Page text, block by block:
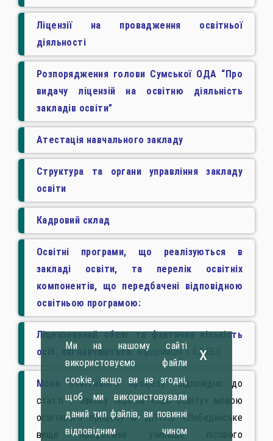
Ліцензії на провадження освітньої
діяльності
Розпорядження голови Сумської ОДА “Про
видачу ліцензій на освітню діяльність
закладів освіти”
Атестація навчального закладу
Структура та органи управління закладу
освіти
Кадровий склад
Освітні програми, що реалізуються в
закладі освіти, та перелік освітніх
компонентів, що передбачені відповідною
освітньою програмою:
Ліцензований обсяг та фактична кількість
осіб, які навчаються.Інформація з ЄДЕБО
Мова освітнього процесу: Відповідно до
статті 7 Закону України «Про освіту» мовою
освітнього процесу в ДПТНЗ «Лебединське
вище професійне училище лісового
Ми на нашому сайті
використовуємо файли
cookie, якщо ви не згодні,
щоб ми використовували
даний тип файлів, ви повинні
відповідним чином
x